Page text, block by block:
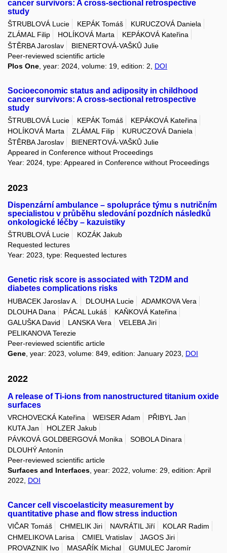
cancer survivors: A cross-sectional retrospective
study
ŠTRUBLOVÁ Lucie KEPÁK Tomáš
KURUCZOVÁ Daniela
ZLÁMAL Filip
HOLÍKOVÁ Marta
KEPÁKOVÁ Kateřina
ŠTĚRBA Jaroslav
BIENERTOVÁ-VAŠKŮ Julie
Peer-reviewed scientific article
Plos One , year: 2024, volume: 19, edition: 2, DOI
Socioeconomic status and adiposity in childhood
cancer survivors: A cross-sectional retrospective
study
ŠTRUBLOVÁ Lucie KEPÁK Tomáš
KEPÁKOVÁ Kateřina
HOLÍKOVÁ Marta
ZLÁMAL Filip
KURUCZOVÁ Daniela
ŠTĚRBA Jaroslav
BIENERTOVÁ-VAŠKŮ Julie
Appeared in Conference without Proceedings
Year: 2024, type: Appeared in Conference without Proceedings
2023
Dispenzární ambulance – spolupráce týmu s nutričním
specialistou v průběhu sledování pozdních následků
onkologické léčby – kazuistiky
ŠTRUBLOVÁ Lucie
KOZÁK Jakub
Requested lectures
Year: 2023, type: Requested lectures
Genetic risk score is associated with T2DM and
diabetes complications risks
HUBACEK Jaroslav A. DLOUHA Lucie
ADAMKOVA Vera
DLOUHA Dana
PÁCAL Lukáš
KAŇKOVÁ Kateřina
GALUŠKA David
LANSKA Vera
VELEBA Jiri
PELIKANOVA Terezie
Peer-reviewed scientific article
Gene, year: 2023, volume: 849, edition: January 2023, DOI
2022
A release of Ti-ions from nanostructured titanium oxide
surfaces
VRCHOVECKÁ Kateřina WEISER Adam
PŘIBYL Jan
KUTA Jan
HOLZER Jakub
PÁVKOVÁ GOLDBERGOVÁ Monika
SOBOLA Dinara
DLOUHÝ Antonín
Peer-reviewed scientific article
Surfaces and Interfaces , year: 2022, volume: 29, edition: April
2022, DOI
Cancer cell viscoelasticity measurement by
quantitative phase and flow stress induction
VIČAR Tomáš CHMELIK Jiri NAVRÁTIL Jiří
KOLAR Radim
CHMELIKOVA Larisa
CMIEL Vratislav
JAGOS Jiri
PROVAZNIK Ivo
MASAŘÍK Michal
GUMULEC Jaromír